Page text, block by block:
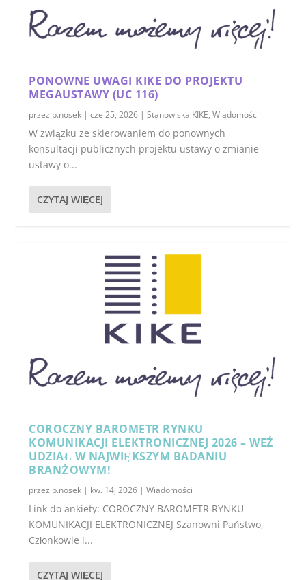
PONOWNE UWAGI KIKE DO PROJEKTU
MEGAUSTAWY (UC 116)
przez p.nosek |cze 25, 2026 |Stanowiska KIKE,Wiadomości
W związku ze skierowaniem do ponownych
konsultacji publicznych projektu ustawy o zmianie
ustawy o...
CZYTAJ WIĘCEJ
COROCZNY BAROMETR RYNKU
KOMUNIKACJI ELEKTRONICZNEJ 2026 – WEŹ
UDZIAŁ W NAJWIĘKSZYM BADANIU
BRANŻOWYM!
przez p.nosek | kw. 14, 2026 |Wiadomości
Link do ankiety: COROCZNY BAROMETR RYNKU
KOMUNIKACJI ELEKTRONICZNEJ Szanowni Państwo,
Członkowie i...
CZYTAJ WIĘCEJ